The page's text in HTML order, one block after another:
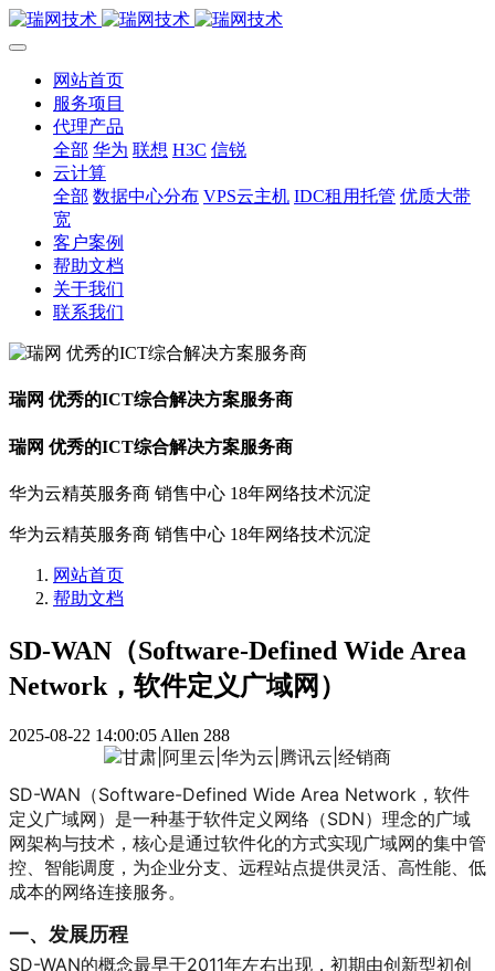
网站首页
服务项目
代理产品
全部 华为 联想 H3C 信锐
云计算
全部 数据中心分布 VPS云主机 IDC租用托管 优质大带
宽
客户案例
帮助文档
关于我们
联系我们
瑞网 优秀的ICT综合解决方案服务商
瑞网 优秀的ICT综合解决方案服务商
华为云精英服务商 销售中心 18年网络技术沉淀
华为云精英服务商 销售中心 18年网络技术沉淀
网站首页
帮助文档
SD-WAN（Software-Defined Wide Area
Network，软件定义广域网）
2025-08-22 14:00:05 Allen 288
SD-WAN（Software-Defined Wide Area Network，软件
定义广域网）是一种基于软件定义网络（SDN）理念的广域
网架构与技术，核心是通过软件化的方式实现广域网的集中管
控、智能调度，为企业分支、远程站点提供灵活、高性能、低
成本的网络连接服务。
一、发展历程
SD-WAN的概念最早于2011年左右出现，初期由创新型初创